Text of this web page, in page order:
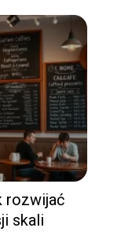
rozwijać
skali